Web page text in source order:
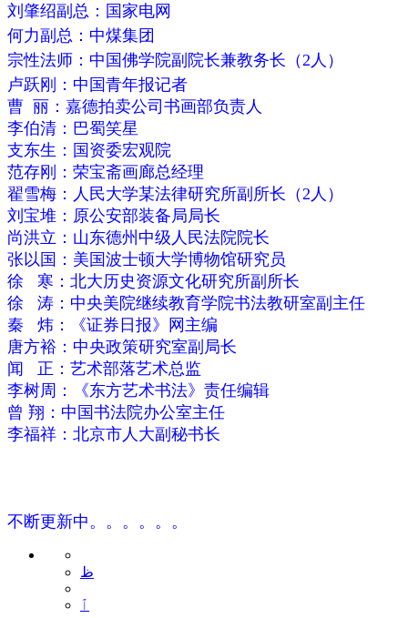
刘肇绍副总：国家电网
何力副总：中煤集团
宗性法师：中国佛学院副院长兼教务长（2人）
卢跃刚：中国青年报记者
曹 丽：嘉德拍卖公司书画部负责人
李伯清：巴蜀笑星
支东生：国资委宏观院
范存刚：荣宝斋画廊总经理
翟雪梅：人民大学某法律研究所副所长（2人）
刘宝堆：原公安部装备局局长
尚洪立：山东德州中级人民法院院长
张以国：美国波士顿大学博物馆研究员
徐 寒：北大历史资源文化研究所副所长
徐 涛：中央美院继续教育学院书法教研室副主任
秦 炜：《证券日报》网主编
唐方裕：中央政策研究室副局长
闻 正：艺术部落艺术总监
李树周：《东方艺术书法》责任编辑
曾 翔：中国书法院办公室主任
李福祥：北京市人大副秘书长
不断更新中。。。。。。
ظ
ٱ